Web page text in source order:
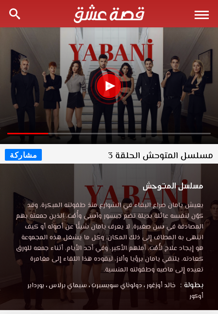
مسلسل المتوحش الحلقة 3 مشاركة
مسلسل المتوحش
يعيش يامان صراع البقاء في الشوارع منذ طفولته المبكرة، وقد
كوّن لنفسه عائلة بديلة تضم جيسور وآسي وأُمُت، الذين جمعته بهم
المصادفة في سن صغيرة. لا يعرف يامان شيئًا عن أصوله أو كيف
انتهى به المطاف إلى ذلك المكان، وكل ما يشغل هذه المجموعة
هو إيجاد علاج لأُمُت، أملهم الأكبر. وفي أحد الأيام، أثناء جمعه للورق
كعادته، يلتقي يامان برؤيا وألاز، ليقوده هذا اللقاء إلى مغامرة
تعيده إلى ماضيه وطفولته المنسية.
بطولة : خالد أوزغور ، دولوناي سويسيرت، سيماي برلاس، يورداير
أوكور